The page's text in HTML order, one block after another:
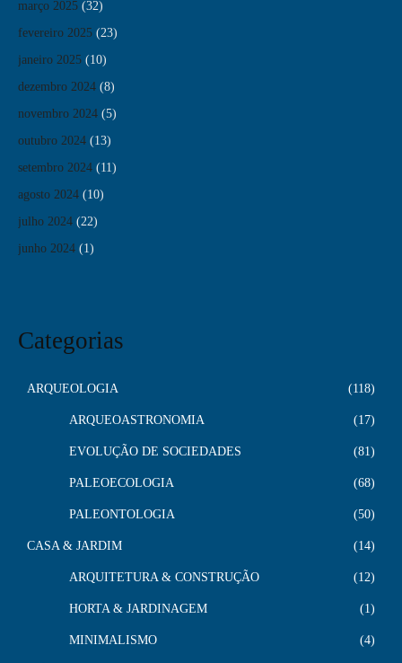
março 2025 (32)
fevereiro 2025 (23)
janeiro 2025 (10)
dezembro 2024 (8)
novembro 2024 (5)
outubro 2024 (13)
setembro 2024 (11)
agosto 2024 (10)
julho 2024 (22)
junho 2024 (1)
Categorias
ARQUEOLOGIA 118
ARQUEOASTRONOMIA 17
EVOLUÇÃO DE SOCIEDADES 81
PALEOECOLOGIA 68
PALEONTOLOGIA 50
CASA & JARDIM 14
ARQUITETURA & CONSTRUÇÃO 12
HORTA & JARDINAGEM 1
MINIMALISMO 4